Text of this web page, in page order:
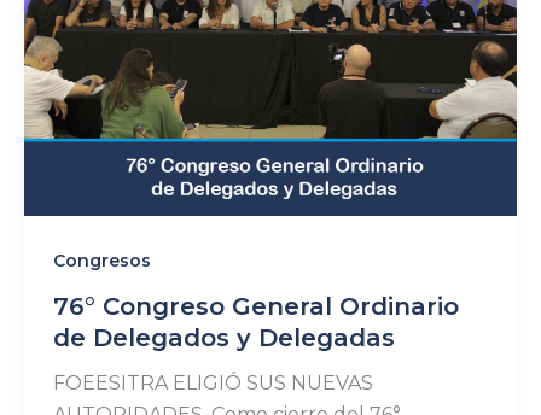
Congresos
76° Congreso General Ordinario
de Delegados y Delegadas
FOEESITRA ELIGIÓ SUS NUEVAS